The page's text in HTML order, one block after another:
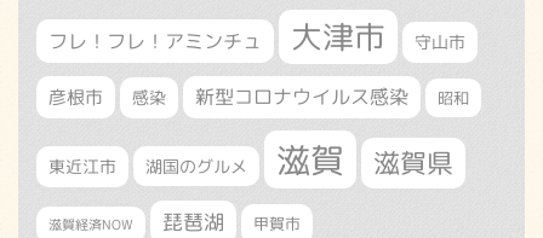
フレ！フレ！アミンチュ 大津市 守山市
彦根市 感染 新型コロナウイルス感染 昭和
東近江市 湖国のグルメ 滋賀 滋賀県
滋賀経済NOW 琵琶湖 甲賀市